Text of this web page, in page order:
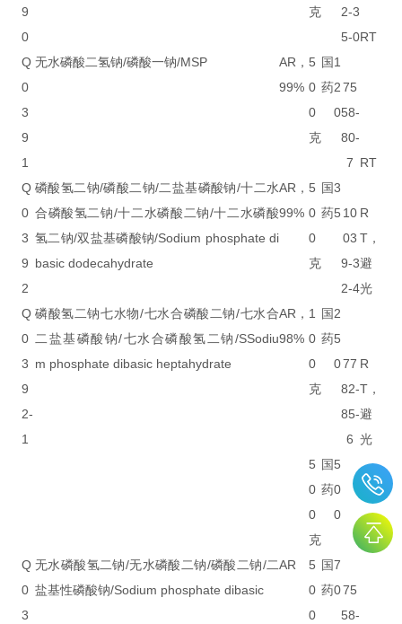
9
0
克
2-3
5-0RT
Q
0
3
9
1
无水磷酸二氢钠/磷酸一钠/MSP
AR，
99%
5
0
0
克
国
药
1
2
0
75
58-
80-
7 RT
Q
0
3
9
2
磷酸氢二钠/磷酸二钠/二盐基磷酸钠/十二水
合磷酸氢二钠/十二水磷酸二钠/十二水磷酸
氢二钠/双盐基磷酸钠/Sodium phosphate di
basic dodecahydrate
AR，
99%
5
0
0
克
国
药
3
5 10
03
9-3
2-4
R
T，
避
光
Q
0
3
9
2-
1
磷酸氢二钠七水物/七水合磷酸二钠/七水合
二盐基磷酸钠/七水合磷酸氢二钠/SSodiu
m phosphate dibasic heptahydrate
AR，
98%
1
0
0
克
国
药
2
5
077
82-
85-
6
R
T，
避
光
5
0
0
克
国
药
5
0
0
Q
0
3
无水磷酸氢二钠/无水磷酸二钠/磷酸二钠/二
盐基性磷酸钠/Sodium phosphate dibasic
AR
5
0
0
国
药
7
075
58-